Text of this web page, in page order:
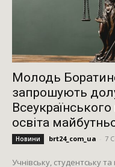
Молодь
запрошують
освіта
Новини brt24_com_ua 7
Учнівську, студентську